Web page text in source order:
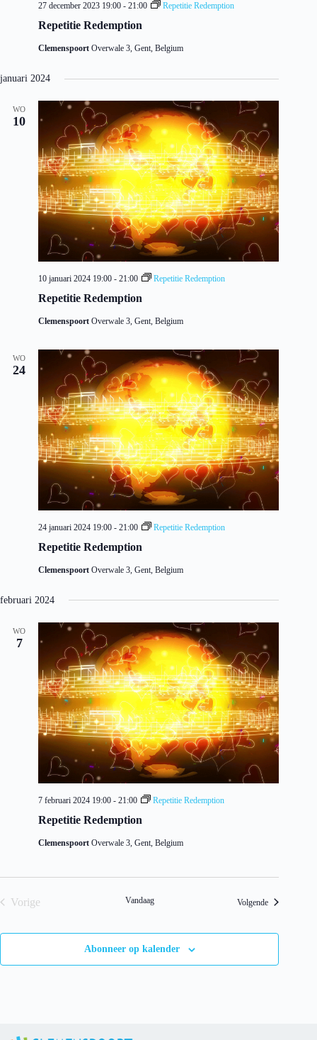
Repetitie Redemption
27 december 2023 19:00 - 21:00 Repetitie Redemption
Clemenspoort Overwale 3, Gent, Belgium
januari 2024
WO
10
Repetitie Redemption
10 januari 2024 19:00 - 21:00 Repetitie Redemption
Clemenspoort Overwale 3, Gent, Belgium
WO
24
Repetitie Redemption
24 januari 2024 19:00 - 21:00 Repetitie Redemption
Clemenspoort Overwale 3, Gent, Belgium
februari 2024
WO
7
Repetitie Redemption
7 februari 2024 19:00 - 21:00 Repetitie Redemption
Clemenspoort Overwale 3, Gent, Belgium
Vorige
Vandaag VolgendeEvenementen
Abonneer op kalender